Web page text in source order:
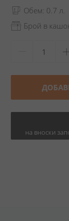
Обем: 0.7 л.
Брой в
на вноски